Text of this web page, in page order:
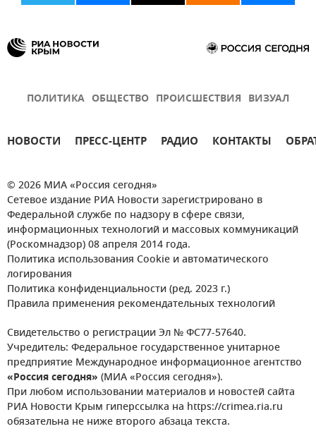
ПОЛИТИКА ОБЩЕСТВО ПРОИСШЕСТВИЯ ВИЗУАЛ
НОВОСТИ ПРЕСС-ЦЕНТР РАДИО КОНТАКТЫ
© 2026 МИА «Россия сегодня»
Сетевое издание РИА Новости зарегистрировано в
Федеральной службе по надзору в сфере связи,
информационных технологий и массовых коммуникаций
(Роскомнадзор) 08 апреля 2014 года.
Политика использования Cookie и автоматического
логирования
Политика конфиденциальности (ред. 2023 г.)
Правила применения рекомендательных технологий
Свидетельство о регистрации Эл № ФС77-57640.
Учредитель: Федеральное государственное унитарное
предприятие Международное информационное агентство
«Россия сегодня» (МИА «Россия сегодня»).
При любом использовании материалов и новостей сайта
РИА Новости Крым гиперссылка на https://crimea.ria.ru
обязательна не ниже второго абзаца текста.